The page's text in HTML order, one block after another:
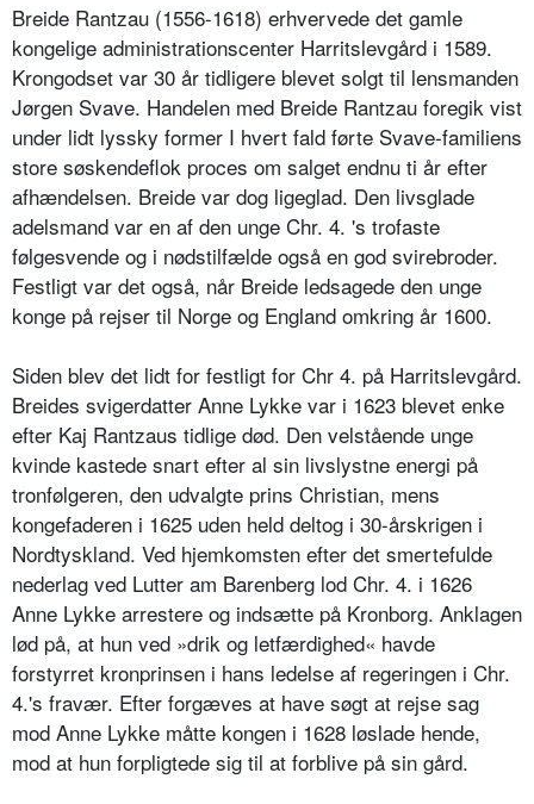
Breide Rantzau (1556-1618) erhvervede det gamle
kongelige administrationscenter Harritslevgård i 1589.
Krongodset var 30 år tidligere blevet solgt til lensmanden
Jørgen Svave. Handelen med Breide Rantzau foregik vist
under lidt lyssky former I hvert fald førte Svave-familiens
store søskendeflok proces om salget endnu ti år efter
afhændelsen. Breide var dog ligeglad. Den livsglade
adelsmand var en af den unge Chr. 4. 's trofaste
følgesvende og i nødstilfælde også en god svirebroder.
Festligt var det også, når Breide ledsagede den unge
konge på rejser til Norge og England omkring år 1600.
Siden blev det lidt for festligt for Chr 4. på Harritslevgård.
Breides svigerdatter Anne Lykke var i 1623 blevet enke
efter Kaj Rantzaus tidlige død. Den velstående unge
kvinde kastede snart efter al sin livslystne energi på
tronfølgeren, den udvalgte prins Christian, mens
kongefaderen i 1625 uden held deltog i 30-årskrigen i
Nordtyskland. Ved hjemkomsten efter det smertefulde
nederlag ved Lutter am Barenberg lod Chr. 4. i 1626
Anne Lykke arrestere og indsætte på Kronborg. Anklagen
lød på, at hun ved »drik og letfærdighed« havde
forstyrret kronprinsen i hans ledelse af regeringen i Chr.
4.'s fravær. Efter forgæves at have søgt at rejse sag
mod Anne Lykke måtte kongen i 1628 løslade hende,
mod at hun forpligtede sig til at forblive på sin gård.